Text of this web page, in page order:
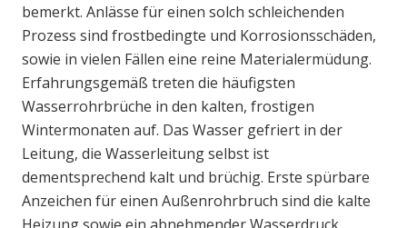
bemerkt. Anlässe für einen solch schleichenden
Prozess sind frostbedingte und Korrosionsschäden,
sowie in vielen Fällen eine reine Materialermüdung.
Erfahrungsgemäß treten die häufigsten
Wasserrohrbrüche in den kalten, frostigen
Wintermonaten auf. Das Wasser gefriert in der
Leitung, die Wasserleitung selbst ist
dementsprechend kalt und brüchig. Erste spürbare
Anzeichen für einen Außenrohrbruch sind die kalte